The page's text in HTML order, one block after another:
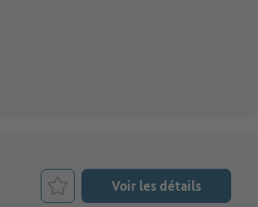
Retenir le job
Voir les détails